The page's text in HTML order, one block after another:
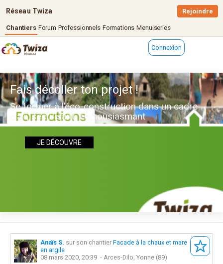
Réseau Twiza
Chantiers Forum Professionnels Formations Menuiseries
Rejoindre
Connexion
Fais décoller ton projet !
Se former à l’éco-construction dans un cadre
clair, sécurisant, enthousiasmant
JE DÉCOUVRE
Anaïs S. sur son chantier Facade à la chaux et mare
en argile
08 mars 2020, 20:39 - Arces-Dilo, Yonne (89)